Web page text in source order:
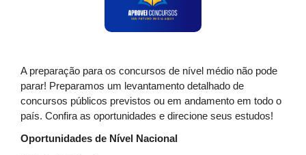
A preparação para os concursos de nível médio não pode
parar! Preparamos um levantamento detalhado de
concursos públicos previstos ou em andamento em todo o
país. Confira as oportunidades e direcione seus estudos!
Oportunidades de Nível Nacional